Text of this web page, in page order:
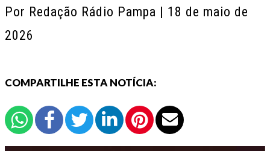
Por Redação Rádio Pampa | 18 de maio de
2026
COMPARTILHE ESTA NOTÍCIA: